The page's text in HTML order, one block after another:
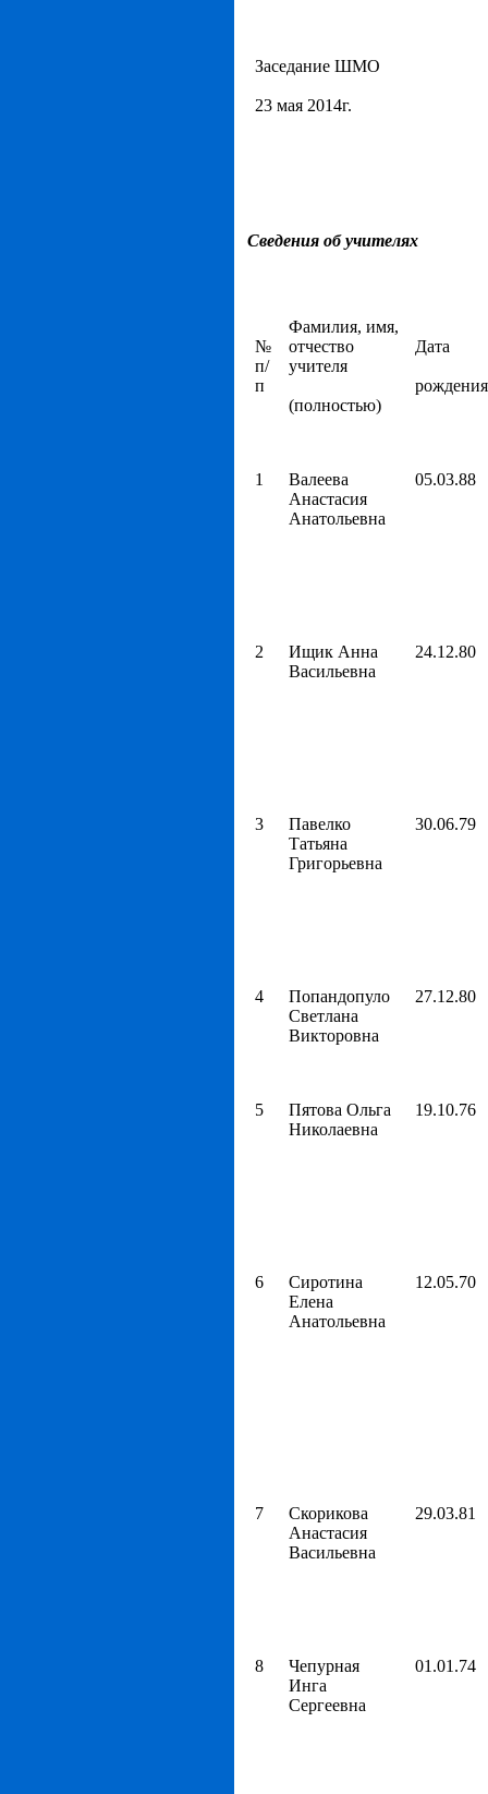
Заседание ШМО
23 мая 2014г.
Сведения об учителях
№
п/
п
Фамилия, имя,
отчество
учителя
(полностью)
Дата
рождения
1
Валеева
Анастасия
Анатольевна
05.03.88
2
Ищик Анна
Васильевна
24.12.80
3
Павелко
Татьяна
Григорьевна
30.06.79
4
Попандопуло
Светлана
Викторовна
27.12.80
5
Пятова Ольга
Николаевна
19.10.76
6
Сиротина
Елена
Анатольевна
12.05.70
7
Скорикова
Анастасия
Васильевна
29.03.81
8
Чепурная
Инга
Сергеевна
01.01.74